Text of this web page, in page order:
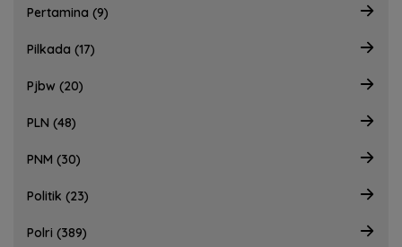
Pertamina (9)
Pilkada (17)
Pjbw (20)
PLN (48)
PNM (30)
Politik (23)
Polri (389)